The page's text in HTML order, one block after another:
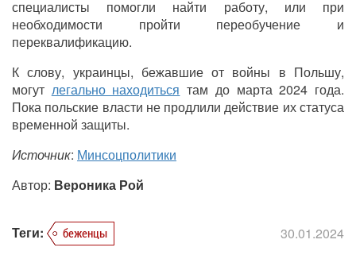
специалисты помогли найти работу, или при
необходимости пройти переобучение и
переквалификацию.
К слову, украинцы, бежавшие от войны в Польшу,
могут легально находиться там до марта 2024 года.
Пока польские власти не продлили действие их статуса
временной защиты.
Источник: Минсоцполитики
Автор: Вероника Рой
Теги: беженцы 30.01.2024